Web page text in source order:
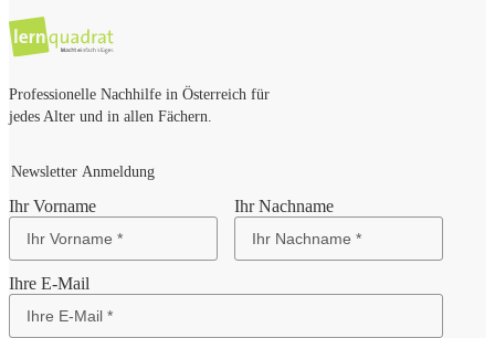
Professionelle Nachhilfe in Österreich für
jedes Alter und in allen Fächern.
Newsletter Anmeldung
Ihr Vorname Ihr Nachname
Ihre E-Mail